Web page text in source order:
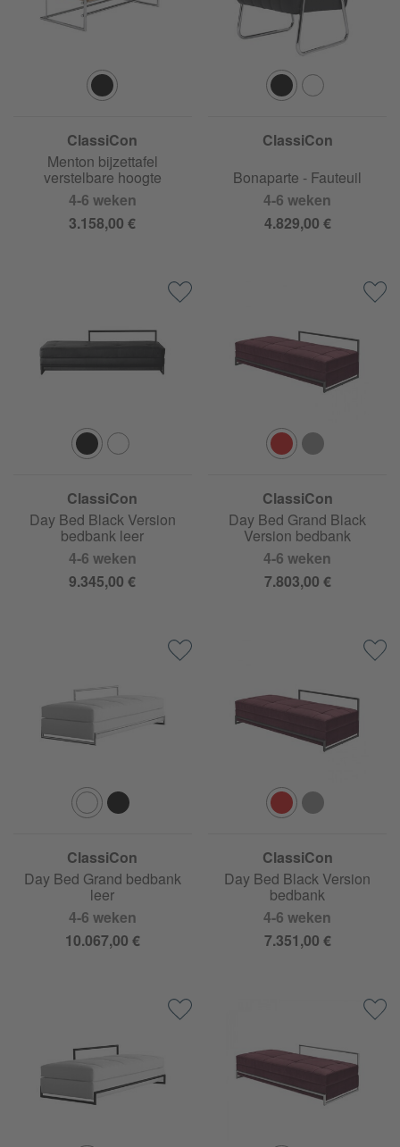
ClassiCon
Menton bijzettafel
verstelbare hoogte
4-6 weken
3.158,00 €
ClassiCon
Bonaparte - Fauteuil
4-6 weken
4.829,00 €
ClassiCon
Day Bed Black Version
bedbank leer
4-6 weken
9.345,00 €
ClassiCon
Day Bed Grand Black
Version bedbank
4-6 weken
7.803,00 €
ClassiCon
Day Bed Grand bedbank
leer
4-6 weken
10.067,00 €
ClassiCon
Day Bed Black Version
bedbank
4-6 weken
7.351,00 €